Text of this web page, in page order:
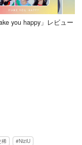
you happy」レビュー
稀 NiziU